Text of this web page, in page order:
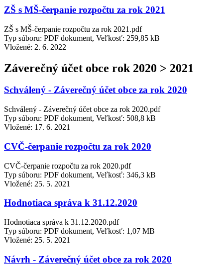
ZŠ s MŠ-čerpanie rozpočtu za rok 2021
ZŠ s MŠ-čerpanie rozpočtu za rok 2021.pdf
Typ súboru: PDF dokument, Veľkosť: 259,85 kB
Vložené: 2. 6. 2022
Záverečný účet obce rok 2020 > 2021
Schválený - Záverečný účet obce za rok 2020
Schválený - Záverečný účet obce za rok 2020.pdf
Typ súboru: PDF dokument, Veľkosť: 508,8 kB
Vložené: 17. 6. 2021
CVČ-čerpanie rozpočtu za rok 2020
CVČ-čerpanie rozpočtu za rok 2020.pdf
Typ súboru: PDF dokument, Veľkosť: 346,3 kB
Vložené: 25. 5. 2021
Hodnotiaca správa k 31.12.2020
Hodnotiaca správa k 31.12.2020.pdf
Typ súboru: PDF dokument, Veľkosť: 1,07 MB
Vložené: 25. 5. 2021
Návrh - Záverečný účet obce za rok 2020